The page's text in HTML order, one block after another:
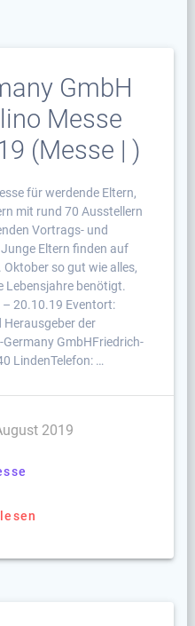
GmbH
Messe
(Messe | )
für werdende Eltern,
mit rund 70 Ausstellern
Vortrags- und
Eltern finden auf
so gut wie alles,
Lebensjahre benötigt.
20.10.19 Eventort:
der
GmbHFriedrich-
LindenTelefon: …
2019